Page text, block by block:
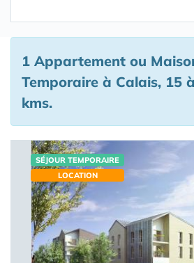
1 Appartement ou
Temporaire à Calais, 15
kms.
SÉJOUR TEMPORAIRE
LOCATION